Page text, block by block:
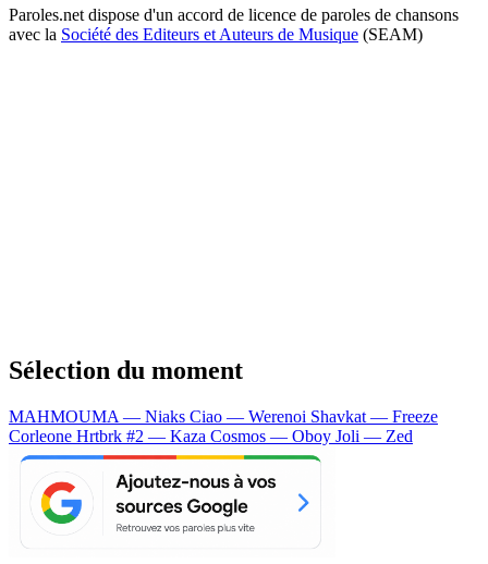
Paroles.net dispose d'un accord de licence de paroles de chansons
avec la Société des Editeurs et Auteurs de Musique (SEAM)
Sélection du moment
MAHMOUMA — Niaks Ciao — Werenoi Shavkat — Freeze
Corleone Hrtbrk #2 — Kaza Cosmos — Oboy Joli — Zed